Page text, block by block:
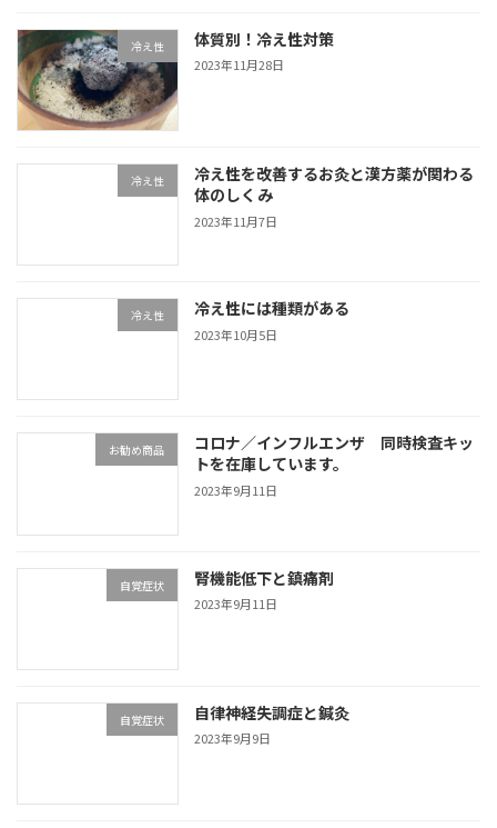
冷え性 体質別！冷え性対策
2023年11月28日
冷え性
冷え性を改善するお灸と漢方薬が関わる
体のしくみ
2023年11月7日
冷え性 冷え性には種類がある
2023年10月5日
お勧め商品
コロナ／インフルエンザ 同時検査キッ
トを在庫しています。
2023年9月11日
自覚症状 腎機能低下と鎮痛剤
2023年9月11日
自覚症状 自律神経失調症と鍼灸
2023年9月9日